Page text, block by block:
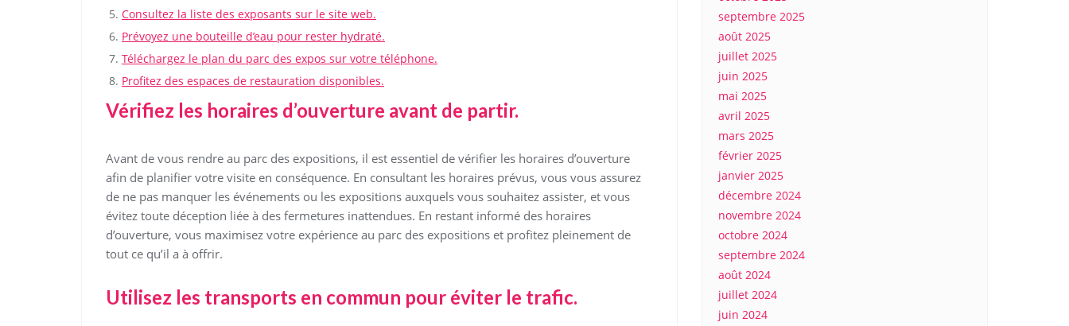
Consultez la liste des exposants sur le site web.
Prévoyez une bouteille d’eau pour rester hydraté.
Téléchargez le plan du parc des expos sur votre téléphone.
Profitez des espaces de restauration disponibles.
Vérifiez les horaires d’ouverture avant de partir.
Avant de vous rendre au parc des expositions, il est essentiel de vérifier les horaires d’ouverture
afin de planifier votre visite en conséquence. En consultant les horaires prévus, vous vous assurez
de ne pas manquer les événements ou les expositions auxquels vous souhaitez assister, et vous
évitez toute déception liée à des fermetures inattendues. En restant informé des horaires
d’ouverture, vous maximisez votre expérience au parc des expositions et profitez pleinement de
tout ce qu’il a à offrir.
Utilisez les transports en commun pour éviter le trafic.
septembre 2025
août 2025
juillet 2025
juin 2025
mai 2025
avril 2025
mars 2025
février 2025
janvier 2025
décembre 2024
novembre 2024
octobre 2024
septembre 2024
août 2024
juillet 2024
juin 2024